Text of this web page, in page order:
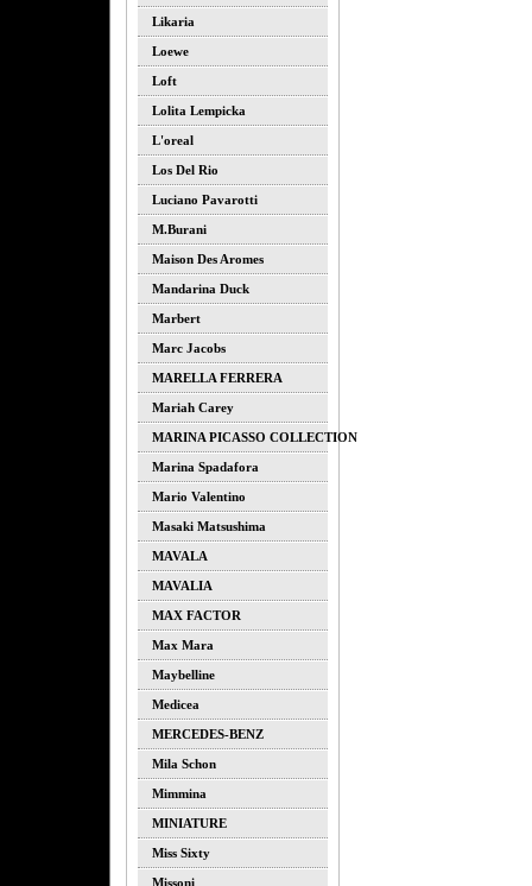
Likaria
Loewe
Loft
Lolita Lempicka
L'oreal
Los Del Rio
Luciano Pavarotti
M.burani
Maison Des Aromes
Mandarina Duck
Marbert
Marc Jacobs
MARELLA FERRERA
Mariah Carey
MARINA PICASSO COLLECTION
Marina Spadafora
Mario Valentino
Masaki Matsushima
MAVALA
MAVALIA
MAX FACTOR
Max Mara
Maybelline
Medicea
MERCEDES-BENZ
Mila Schon
Mimmina
MINIATURE
Miss Sixty
Missoni